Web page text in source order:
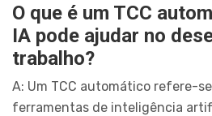
O que é um TCC
IA pode ajudar no
trabalho?
A: Um TCC automático refere-
ferramentas de inteligência